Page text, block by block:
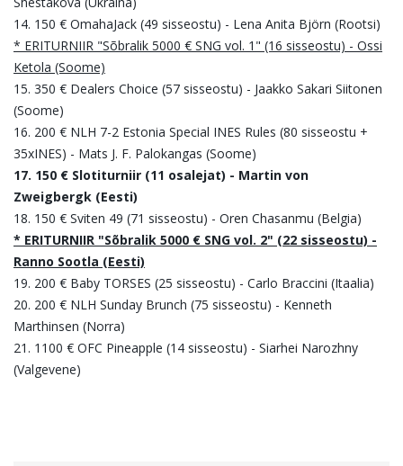
14. 150 € OmahaJack (49 sisseostu) - Lena Anita Björn (Rootsi)
* ERITURNIIR "Sõbralik 5000 € SNG vol. 1" (16 sisseostu) - Ossi
Ketola (Soome)
15. 350 € Dealers Choice (57 sisseostu) - Jaakko Sakari Siitonen
(Soome)
16. 200 € NLH 7-2 Estonia Special INES Rules (80 sisseostu +
35xINES) - Mats J. F. Palokangas (Soome)
17. 150 € Slotiturniir (11 osalejat) - Martin von
Zweigbergk (Eesti)
18. 150 € Sviten 49 (71 sisseostu) - Oren Chasanmu (Belgia)
* ERITURNIIR "Sõbralik 5000 € SNG vol. 2" (22 sisseostu) -
Ranno Sootla (Eesti)
19. 200 € Baby TORSES (25 sisseostu) - Carlo Braccini (Itaalia)
20. 200 € NLH Sunday Brunch (75 sisseostu) - Kenneth
Marthinsen (Norra)
21. 1100 € OFC Pineapple (14 sisseostu) - Siarhei Narozhny
(Valgevene)